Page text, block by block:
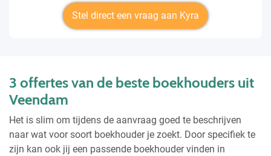
Stel direct een vraag aan Kyra
3 offertes van de beste boekhouders uit
Veendam
Het is slim om tijdens de aanvraag goed te beschrijven
naar wat voor soort boekhouder je zoekt. Door specifiek te
zijn kan ook jij een passende boekhouder vinden in